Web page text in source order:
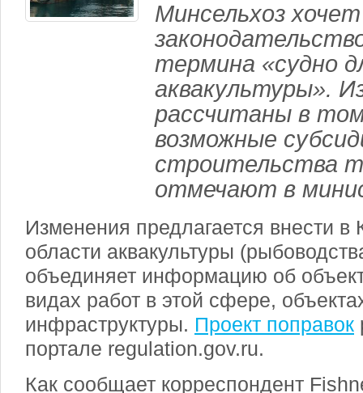
Минсельхоз
термина «судно
аквакультуры».
рассчитаны в
возможные
строительства
отмечают в
Изменения предлагается внести в
области аквакультуры
объединяет информацию об
видах работ в этой сфере,
инфраструктуры. Проект поправок
портале regulation.gov.ru.
Как сообщает корреспондент